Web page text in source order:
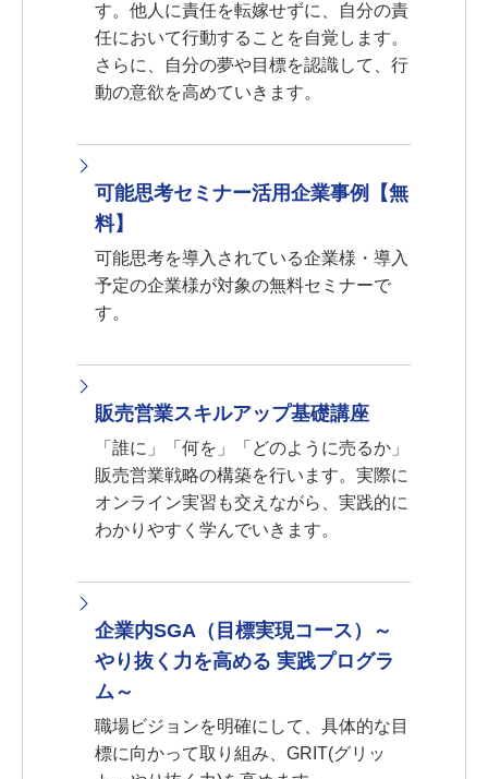
す。他人に責任を転嫁せずに、自分の責
任において行動することを自覚します。
さらに、自分の夢や目標を認識して、行
動の意欲を高めていきます。
可能思考セミナー活用企業事例【無
料】
可能思考を導入されている企業様・導入
予定の企業様が対象の無料セミナーで
す。
販売営業スキルアップ基礎講座
「誰に」「何を」「どのように売るか」
販売営業戦略の構築を行います。実際に
オンライン実習も交えながら、実践的に
わかりやすく学んでいきます。
企業内SGA（目標実現コース）～
やり抜く力を高める 実践プログラ
ム～
職場ビジョンを明確にして、具体的な目
標に向かって取り組み、GRIT(グリッ